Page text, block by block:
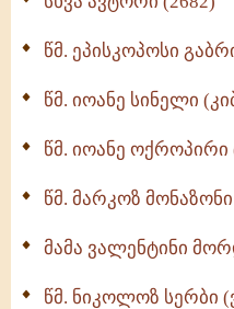
წმ. ეპისკოპოსი
წმ. იოანე სინელი
წმ. იოანე ოქროპირი
წმ. მარკოზ
მამა ვალენტინი
წმ. ნიკოლოზ სერბი